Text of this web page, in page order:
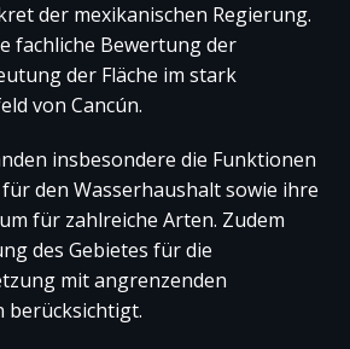
der mexikanischen Regierung.
fachliche Bewertung der
der Fläche im stark
von Cancún.
insbesondere die Funktionen
den Wasserhaushalt sowie ihre
für zahlreiche Arten. Zudem
des Gebietes für die
mit angrenzenden
berücksichtigt.